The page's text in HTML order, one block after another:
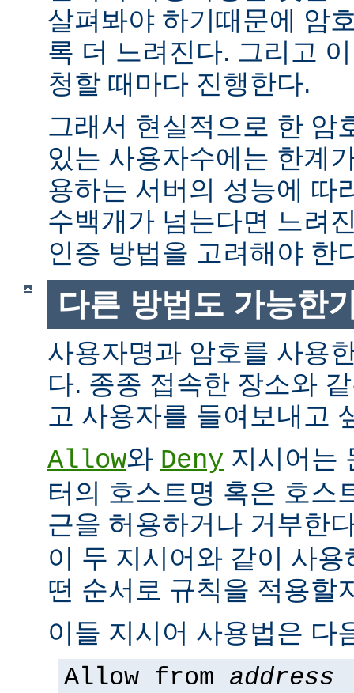
살펴봐야 하기때문에 암
록 더 느려진다. 그리고
청할 때마다 진행한다.
그래서 현실적으로 한 암
있는 사용자수에는 한계
용하는 서버의 성능에 따
수백개가 넘는다면 느려
인증 방법을 고려해야 한
다른 방법도 가능한
사용자명과 암호를 사용
다. 종종 접속한 장소와
고 사용자를 들여보내고
Allow와 Deny 지시어는
터의 호스트명 혹은 호스
근을 허용하거나 거부한
이 두 지시어와 같이 사
떤 순서로 규칙을 적용할
이들 지시어 사용법은 다
Allow from address